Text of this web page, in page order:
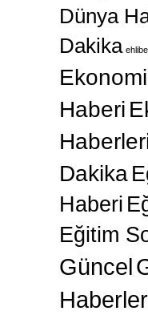
Dünya
Dakika
Ekonomi
Haberi
Dakika
Haberi
Eğitim
Güncel
Haberler